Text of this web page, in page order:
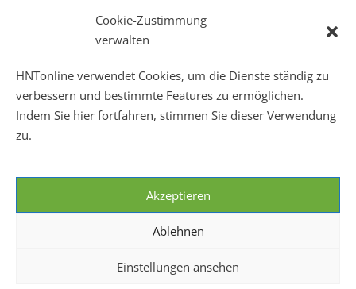
Cookie-Zustimmung
verwalten
HNTonline verwendet Cookies, um die Dienste ständig zu
verbessern und bestimmte Features zu ermöglichen.
Indem Sie hier fortfahren, stimmen Sie dieser Verwendung
zu.
Akzeptieren
Ablehnen
Einstellungen ansehen
Mo + Mi 16:00 – 18:00 Uhr
Mo – Fr 08:00 – 22:00 Uhr
Sa + So 10:00 – 18:00 Uhr